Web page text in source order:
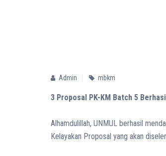
Admin mbkm
3 Proposal PK-KM Batch 5
Alhamdulillah, UNMUL berhasil
Kelayakan Proposal yang akan